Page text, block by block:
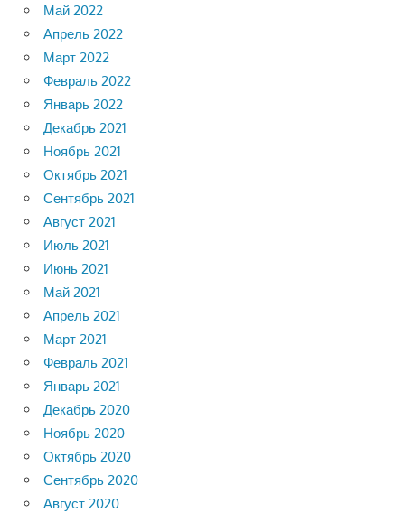
Май 2022
Апрель 2022
Март 2022
Февраль 2022
Январь 2022
Декабрь 2021
Ноябрь 2021
Октябрь 2021
Сентябрь 2021
Август 2021
Июль 2021
Июнь 2021
Май 2021
Апрель 2021
Март 2021
Февраль 2021
Январь 2021
Декабрь 2020
Ноябрь 2020
Октябрь 2020
Сентябрь 2020
Август 2020